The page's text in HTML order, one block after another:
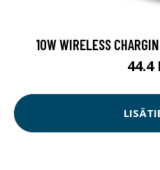
10W WIRELESS
44.4